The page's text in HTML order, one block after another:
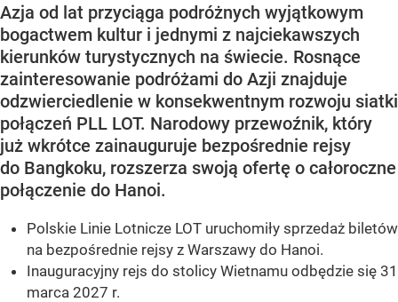
Azja od lat przyciąga podróżnych wyjątkowym
bogactwem kultur i jednymi z najciekawszych
kierunków turystycznych na świecie. Rosnące
zainteresowanie podróżami do Azji znajduje
odzwierciedlenie w konsekwentnym rozwoju siatki
połączeń PLL LOT. Narodowy przewoźnik, który
już wkrótce zainauguruje bezpośrednie rejsy
do Bangkoku, rozszerza swoją ofertę o całoroczne
połączenie do Hanoi.
Polskie Linie Lotnicze LOT uruchomiły sprzedaż biletów
na bezpośrednie rejsy z Warszawy do Hanoi.
Inauguracyjny rejs do stolicy Wietnamu odbędzie się 31
marca 2027 r.